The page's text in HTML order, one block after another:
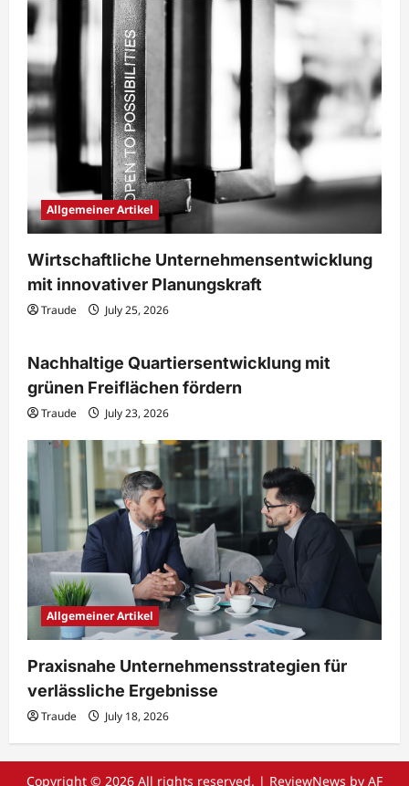
Allgemeiner Artikel
Wirtschaftliche Unternehmensentwicklung
mit innovativer Planungskraft
Traude July 25, 2026
Immobilien & Bauwesen
Nachhaltige Quartiersentwicklung mit
grünen Freiflächen fördern
Traude July 23, 2026
Allgemeiner Artikel
Praxisnahe Unternehmensstrategien für
verlässliche Ergebnisse
Traude July 18, 2026
Copyright © 2026 All rights reserved. | ReviewNews by AF